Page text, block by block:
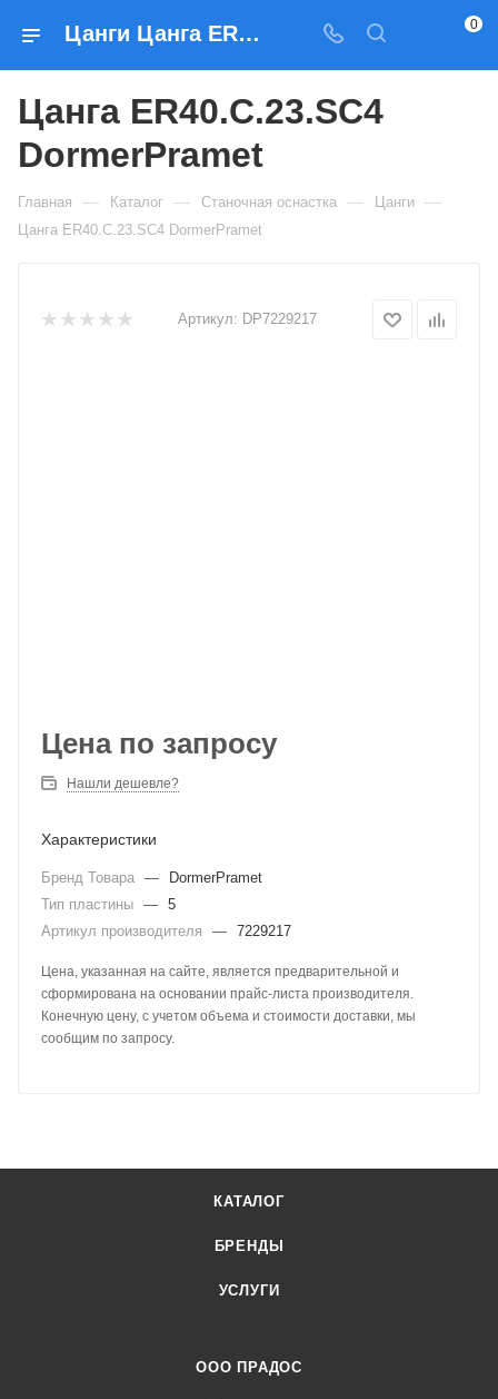
Цанги Цанга ER40.C.23.SC4 DormerPramet — купить по выгодным ценам в Москве 0
Цанга ER40.C.23.SC4
DormerPramet
Главная — Каталог — Станочная оснастка — Цанги —
Цанга ER40.C.23.SC4 DormerPramet
Артикул: DP7229217
Цена по запросу
Нашли дешевле?
Характеристики
Бренд Товара —
DormerPramet
Тип пластины — 5
Артикул производителя
— 7229217
Цена, указанная на сайте, является предварительной и
сформирована на основании прайс-листа производителя.
Конечную цену, с учетом объема и стоимости доставки, мы
сообщим по запросу.
КАТАЛОГ
БРЕНДЫ
УСЛУГИ
ООО ПРАДОС